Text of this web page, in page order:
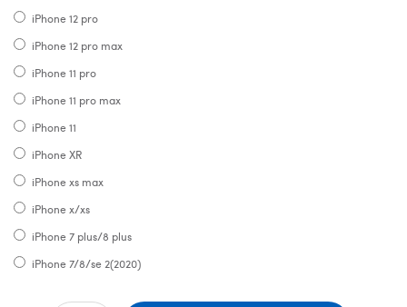
iPhone 12 pro
iPhone 12 pro max
iPhone 11 pro
iPhone 11 pro max
iPhone 11
iPhone XR
iPhone xs max
iPhone x/xs
iPhone 7 plus/8 plus
iPhone 7/8/se 2(2020)